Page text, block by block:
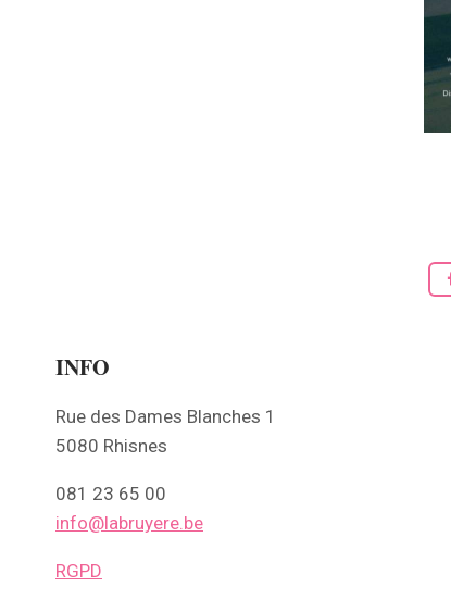
INFO
Rue des Dames Blanches 1
5080 Rhisnes
081 23 65 00
info@labruyere.be
RGPD